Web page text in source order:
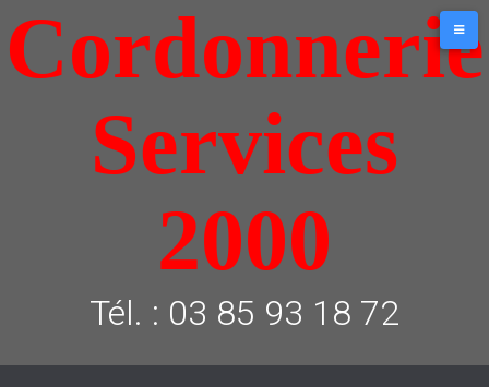
au
contenu
Cordonnerie
Services
2000
Tél. : 03 85 93 18 72